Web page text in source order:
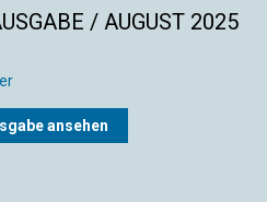
/ AUGUST 2025
ansehen